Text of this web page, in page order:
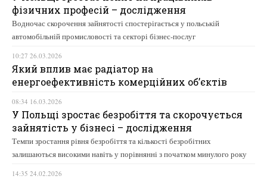
фізичних професій – дослідження
Водночас скорочення зайнятості спостерігається у польській
автомобільній промисловості та секторі бізнес-послуг
10:27 26.03.2026
Який вплив має радіатор на
енергоефективність комерційних об’єктів
08:34 16.03.2026
У Польщі зростає безробіття та скорочується
зайнятість у бізнесі – дослідження
Темпи зростання рівня безробіття та кількості безробітних
залишаються високими навіть у порівнянні з початком минулого року
14:35 24.02.2026